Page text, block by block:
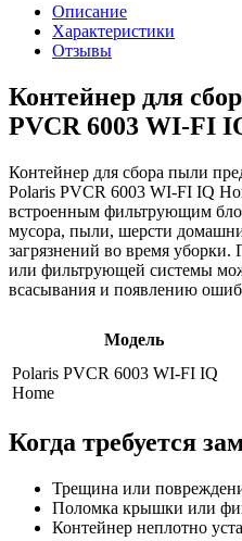
Описание
Характеристики
Отзывы
Контейнер для
PVCR 6003 WI-FI
Контейнер для сбора пыли
Polaris PVCR 6003 WI-FI IQ
встроенным фильтрующим
мусора, пыли, шерсти
загрязнений во время
или фильтрующей системы
всасывания и появлению
Модель
Polaris PVCR 6003 WI-FI IQ
Home
Когда требуется
Трещина или
Поломка крышки или
Контейнер неплотно